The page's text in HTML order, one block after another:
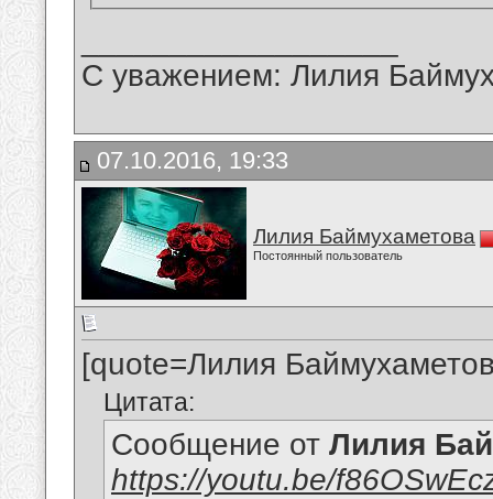
С уважением: Лилия
07.10.2016, 19:33
Лилия Баймухаметова
Постоянный пользователь
[quote=Лилия
Цитата:
Сообщение от Лилия
https://youtu.be/